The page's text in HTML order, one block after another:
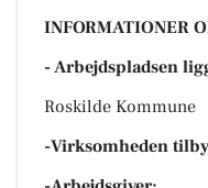
INFORMATIONER
- Arbejdspladsen
Roskilde Kommune
-Virksomheden